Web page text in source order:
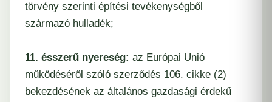
törvény szerinti építési tevékenységből
származó hulladék;
11. ésszerű nyereség: az Európai Unió
működéséről szóló szerződés 106. cikke (2)
bekezdésének az általános gazdasági érdekű